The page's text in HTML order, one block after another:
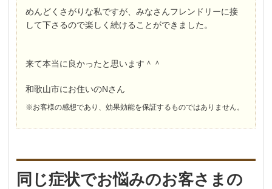
めんどくさがりな私ですが、みなさんフレンドリーに接
して下さるので楽しく続けることができました。
来て本当に良かったと思います＾＾
和歌山市にお住いのNさん
※お客様の感想であり、効果効能を保証するものではありません。
同じ症状でお悩みのお客さまの